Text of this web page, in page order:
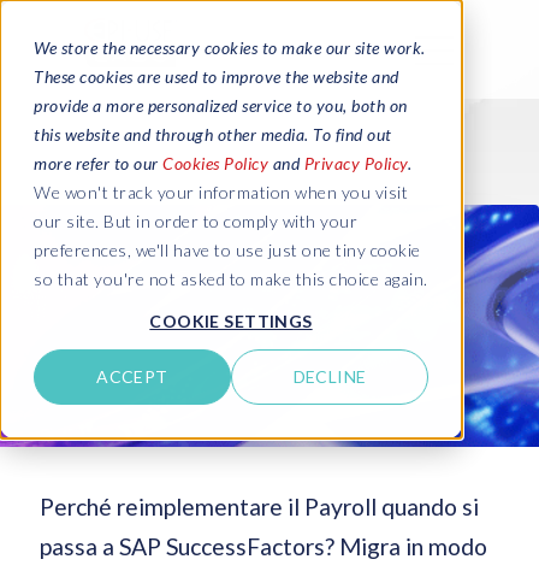
We store the necessary cookies to make our site work.
These cookies are used to improve the website and
provide a more personalized service to you, both on
this website and through other media. To find out
more refer to our Cookies Policy and Privacy Policy.
We won't track your information when you visit
our site. But in order to comply with your
preferences, we'll have to use just one tiny cookie
so that you're not asked to make this choice again.
COOKIE SETTINGS
ACCEPT DECLINE
Perché reimplementare il Payroll quando si
passa a SAP SuccessFactors? Migra in modo